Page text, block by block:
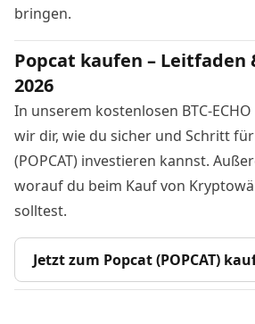
bringen.
Popcat kaufen – Leitfaden
2026
In unserem kostenlosen BTC-
wir dir, wie du sicher und Schritt
(POPCAT) investieren kannst.
worauf du beim Kauf von
solltest.
Jetzt zum Popcat (POPCAT)